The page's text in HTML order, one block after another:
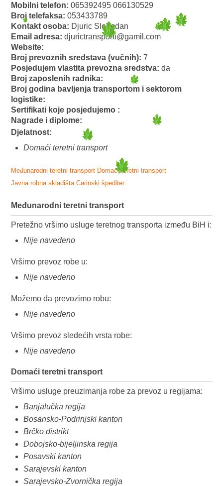
Mobilni telefon:065392495 066130529
Broj telefaksa:053433789
Kontakt osoba: Djuric Slobodan
Email adresa:djurictransporti@gamil.com
Website:
Broj prevoznih sredstava (vučnih):7
Posjedujem vlastita prevozna sredstva:da
Broj zaposlenih radnika:
Broj godina bavljenja transportom i sektorom
logistike:
Sertifikati koje posjedujemo :
Nagrade i diplome:
Djelatnost:
Domaći teretni transport
Međunarodni teretni transport Domaći teretni transport
Javna robna skladišta Carinski špediter
Međunarodni teretni transport
Pretežno vršimo usluge teretnog transporta između BiH i:
Nije navedeno
Vršimo prevoz robe u:
Nije navedeno
Možemo da prevozimo robu:
Nije navedeno
Vršimo prevoz sledećih vrsta robe:
Nije navedeno
Domaći teretni transport
Vršimo usluge preuzimanja robe za prevoz u regijama:
Banjalučka regija
Bosansko-Podrinjski kanton
Brčko distrikt
Dobojsko-bijeljinska regija
Posavski kanton
Sarajevski kanton
Sarajevsko-Zvornička regija